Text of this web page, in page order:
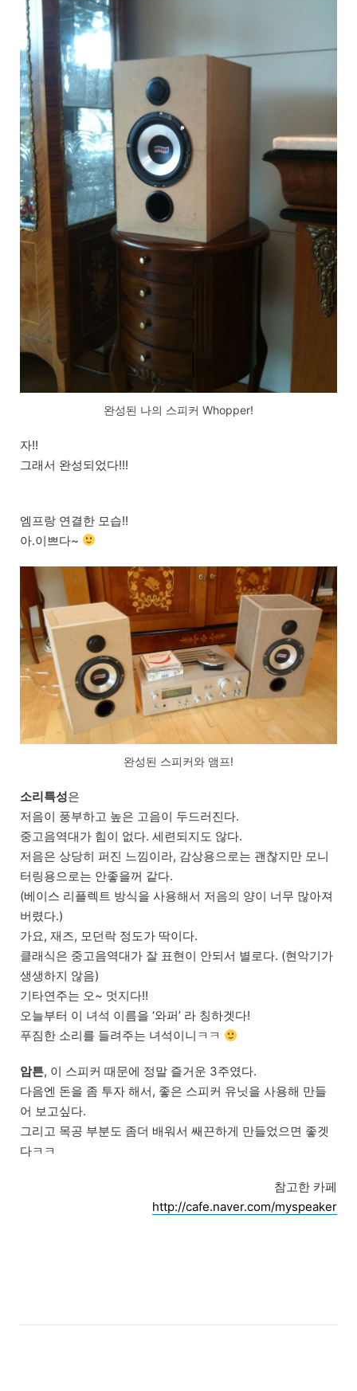
완성된 나의 스피커 Whopper!
자!!
그래서 완성되었다!!!
엠프랑 연결한 모습!!
아.이쁘다~
완성된 스피커와 앰프!
소리특성은
저음이 풍부하고 높은 고음이 두드러진다.
중고음역대가 힘이 없다. 세련되지도 않다.
저음은 상당히 퍼진 느낌이라, 감상용으로는 괜찮지만 모니
터링용으로는 안좋을꺼 같다.
(베이스 리플렉트 방식을 사용해서 저음의 양이 너무 많아져
버렸다.)
가요, 재즈, 모던락 정도가 딱이다.
클래식은 중고음역대가 잘 표현이 안되서 별로다. (현악기가
생생하지 않음)
기타연주는 오~ 멋지다!!
오늘부터 이 녀석 이름을 ‘와퍼’ 라 칭하겟다!
푸짐한 소리를 들려주는 녀석이니ㅋㅋ
암튼, 이 스피커 때문에 정말 즐거운 3주였다.
다음엔 돈을 좀 투자 해서, 좋은 스피커 유닛을 사용해 만들
어 보고싶다.
그리고 목공 부분도 좀더 배워서 쌔끈하게 만들었으면 좋겟
다ㅋㅋ
참고한 카페
http://cafe.naver.com/myspeaker